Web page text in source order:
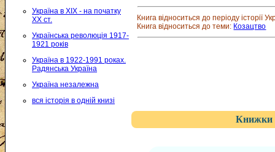
Україна в XIX - на початку
XX ст.
Українська революція 1917-
1921 років
Україна в 1922-1991 роках.
Радянська Україна
Україна незалежна
вся історія в одній книзі
Книга відноситься до періоду історії
Книга відноситься до теми: Козацтво
Книжки